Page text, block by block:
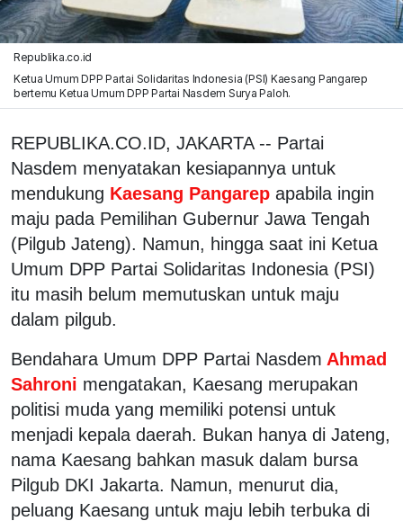
Republika.co.id
Ketua Umum DPP Partai Solidaritas Indonesia (PSI) Kaesang Pangarep
bertemu Ketua Umum DPP Partai Nasdem Surya Paloh.
REPUBLIKA.CO.ID, JAKARTA -- Partai
Nasdem menyatakan kesiapannya untuk
mendukung Kaesang Pangarep apabila ingin
maju pada Pemilihan Gubernur Jawa Tengah
(Pilgub Jateng). Namun, hingga saat ini Ketua
Umum DPP Partai Solidaritas Indonesia (PSI)
itu masih belum memutuskan untuk maju
dalam pilgub.
Bendahara Umum DPP Partai Nasdem Ahmad
Sahroni mengatakan, Kaesang merupakan
politisi muda yang memiliki potensi untuk
menjadi kepala daerah. Bukan hanya di Jateng,
nama Kaesang bahkan masuk dalam bursa
Pilgub DKI Jakarta. Namun, menurut dia,
peluang Kaesang untuk maju lebih terbuka di